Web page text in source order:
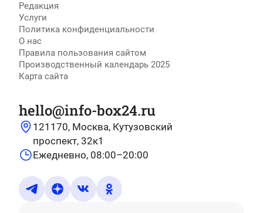
Редакция
Услуги
Политика конфиденциальности
О нас
Правила пользования сайтом
Производственный календарь 2025
Карта сайта
hello@info-box24.ru
121170, Москва, Кутузовский
проспект, 32к1
Ежедневно, 08:00–20:00